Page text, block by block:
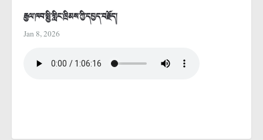
རྒྱལ་ཁབ་སྤྱི་གླིང་ཁྲིམས་ཀྱི་དཔྱད་བརྗོད།
Jan 8, 2026